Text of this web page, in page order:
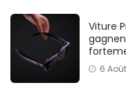
Viture
6